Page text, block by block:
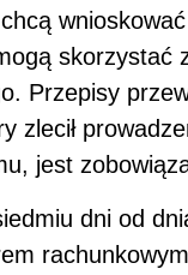
skorzystać
Przepisy
zlecił
jest
dni od